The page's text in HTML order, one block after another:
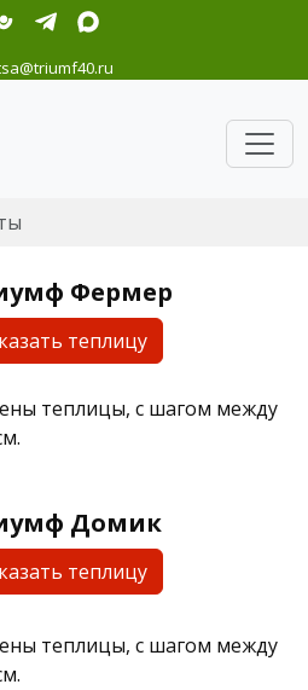
@triumf40.ru
Фермер
теплицу
теплицы, с шагом между
Домик
теплицу
теплицы, с шагом между